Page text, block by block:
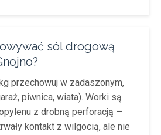
sól drogową
przechowuj w zadaszonym,
piwnica, wiata). Worki są
z drobną perforacją —
kontakt z wilgocią, ale nie